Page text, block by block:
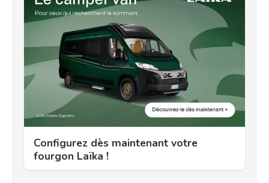
Configurez dès maintenant votre
fourgon Laïka !